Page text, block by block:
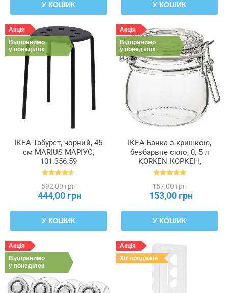
У КОШИК У КОШИК
Акція
Відправимо
у понеділок
ІКЕА Табурет, чорний, 45
см MARIUS МАРІУС,
101.356.59
592,00 грн
444,00 грн
У КОШИК
Акція
Відправимо
у понеділок
ІКЕА Банка з кришкою,
безбарвне скло, 0, 5 л
KORKEN КОРКЕН,
702.135.45
157,00 грн
153,00 грн
У КОШИК
Акція
Відправимо
у понеділок
Акція
Хіт продажів